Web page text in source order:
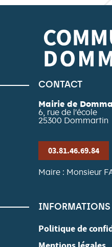
CONTACT
Mairie de
6, rue de l'école
25300 Dommartin
03.81.46.69.84
Maire : Monsieur
INFORMATIONS
Politique de